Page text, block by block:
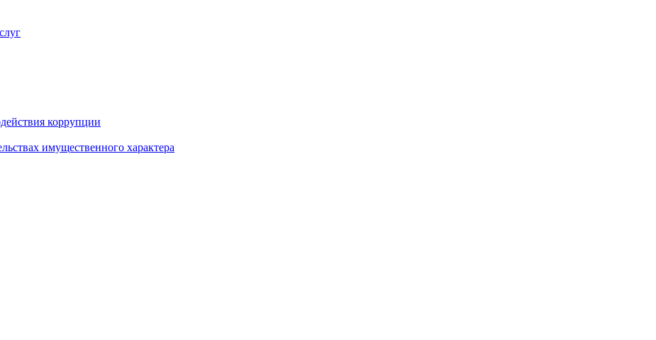
коррупции
имущественного характера